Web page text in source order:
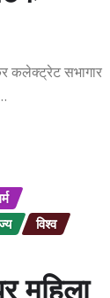
कलेक्ट्रेट सभागार
विश्व
महिला